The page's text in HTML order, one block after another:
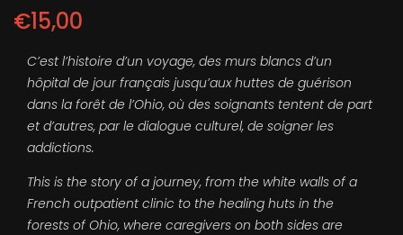
€15,00
C’est l’histoire d’un voyage, des murs blancs d’un
hôpital de jour français jusqu’aux huttes de guérison
dans la forêt de l’Ohio, où des soignants tentent de part
et d’autres, par le dialogue culturel, de soigner les
addictions.
This is the story of a journey, from the white walls of a
French outpatient clinic to the healing huts in the
forests of Ohio, where caregivers on both sides are